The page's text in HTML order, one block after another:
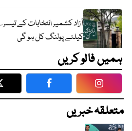
کیلئے پولنگ کل ہو گی
ہمیں فالو کریں
Twitter Facebook
متعلقہ خبریں